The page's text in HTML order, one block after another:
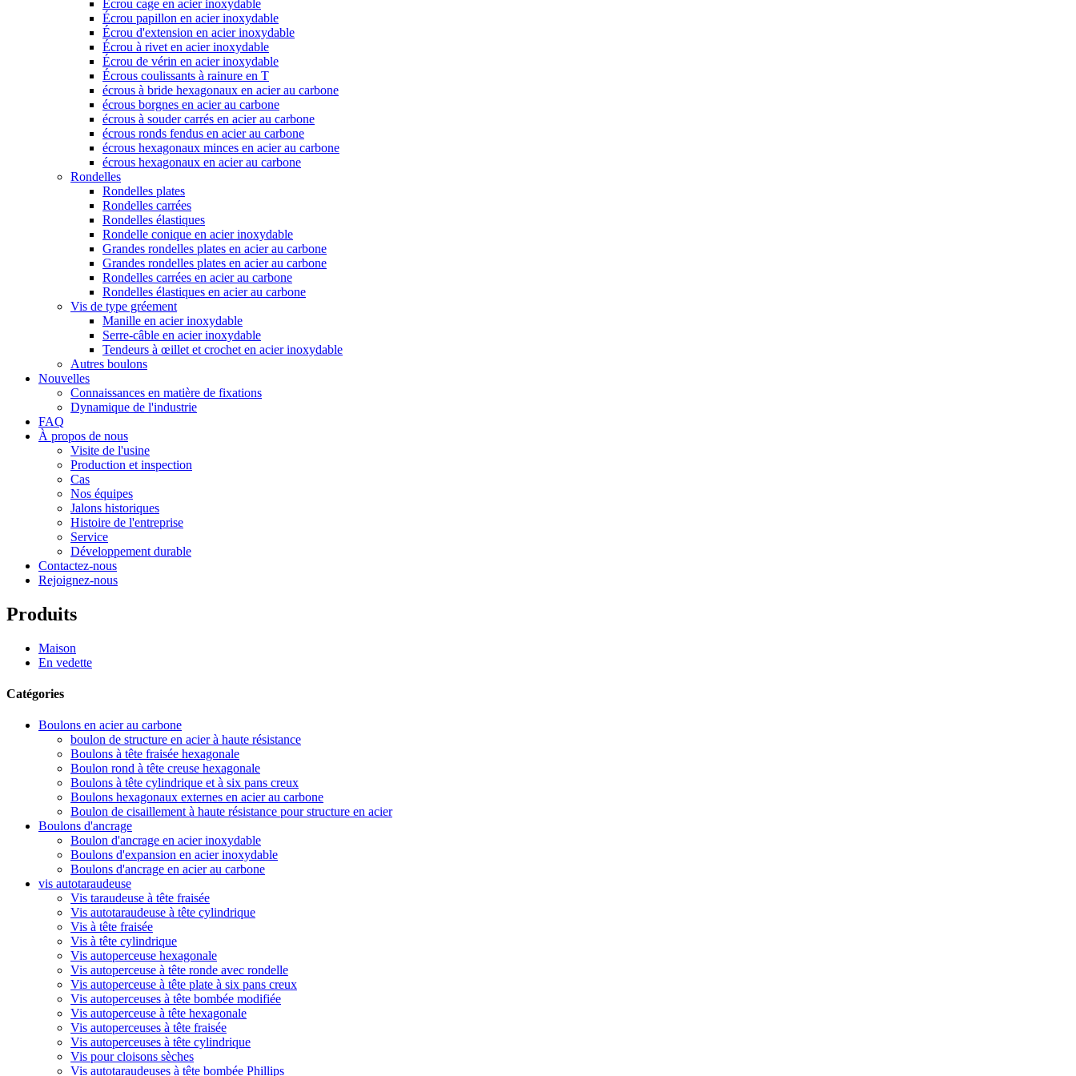
Écrou cage en acier inoxydable
Écrou papillon en acier inoxydable
Écrou d'extension en acier inoxydable
Écrou à rivet en acier inoxydable
Écrou de vérin en acier inoxydable
Écrous coulissants à rainure en T
écrous à bride hexagonaux en acier au carbone
écrous borgnes en acier au carbone
écrous à souder carrés en acier au carbone
écrous ronds fendus en acier au carbone
écrous hexagonaux minces en acier au carbone
écrous hexagonaux en acier au carbone
Rondelles
Rondelles plates
Rondelles carrées
Rondelles élastiques
Rondelle conique en acier inoxydable
Grandes rondelles plates en acier au carbone
Grandes rondelles plates en acier au carbone
Rondelles carrées en acier au carbone
Rondelles élastiques en acier au carbone
Vis de type gréement
Manille en acier inoxydable
Serre-câble en acier inoxydable
Tendeurs à œillet et crochet en acier inoxydable
Autres boulons
Nouvelles
Connaissances en matière de fixations
Dynamique de l'industrie
FAQ
À propos de nous
Visite de l'usine
Production et inspection
Cas
Nos équipes
Jalons historiques
Histoire de l'entreprise
Service
Développement durable
Contactez-nous
Rejoignez-nous
Produits
Maison
En vedette
Catégories
Boulons en acier au carbone
boulon de structure en acier à haute résistance
Boulons à tête fraisée hexagonale
Boulon rond à tête creuse hexagonale
Boulons à tête cylindrique et à six pans creux
Boulons hexagonaux externes en acier au carbone
Boulon de cisaillement à haute résistance pour structure en acier
Boulons d'ancrage
Boulon d'ancrage en acier inoxydable
Boulons d'expansion en acier inoxydable
Boulons d'ancrage en acier au carbone
vis autotaraudeuse
Vis taraudeuse à tête fraisée
Vis autotaraudeuse à tête cylindrique
Vis à tête fraisée
Vis à tête cylindrique
Vis autoperceuse hexagonale
Vis autoperceuse à tête ronde avec rondelle
Vis autoperceuse à tête plate à six pans creux
Vis autoperceuses à tête bombée modifiée
Vis autoperceuse à tête hexagonale
Vis autoperceuses à tête fraisée
Vis autoperceuses à tête cylindrique
Vis pour cloisons sèches
Vis autotaraudeuses à tête bombée Phillips